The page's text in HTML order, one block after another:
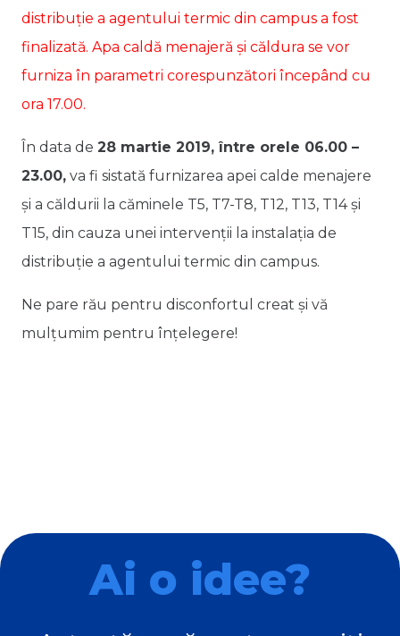
distribuție a agentului termic din campus a fost
finalizată. Apa caldă menajeră și căldura se vor
furniza în parametri corespunzători începând cu
ora 17.00.
În data de 28 martie 2019, între orele 06.00 –
23.00, va fi sistată furnizarea apei calde menajere
și a căldurii la căminele T5, T7-T8, T12, T13, T14 și
T15, din cauza unei intervenții la instalația de
distribuție a agentului termic din campus.
Ne pare rău pentru disconfortul creat și vă
mulțumim pentru înțelegere!
Ai o idee?